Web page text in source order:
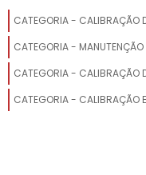
AFERIÇÃO DE BALANÇAS
PRESTAÇÃO DE
CATEGORIA - CALIBRAÇÃO
CATEGORIA - MANUTENÇÃO
CATEGORIA - CALIBRAÇÃO
CATEGORIA - CALIBRAÇÃO